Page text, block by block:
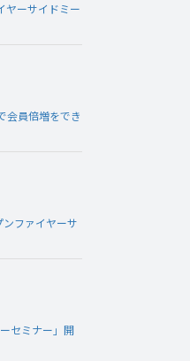
ヤーサイドミー
会員倍増をでき
ファイヤーサ
セミナー」開